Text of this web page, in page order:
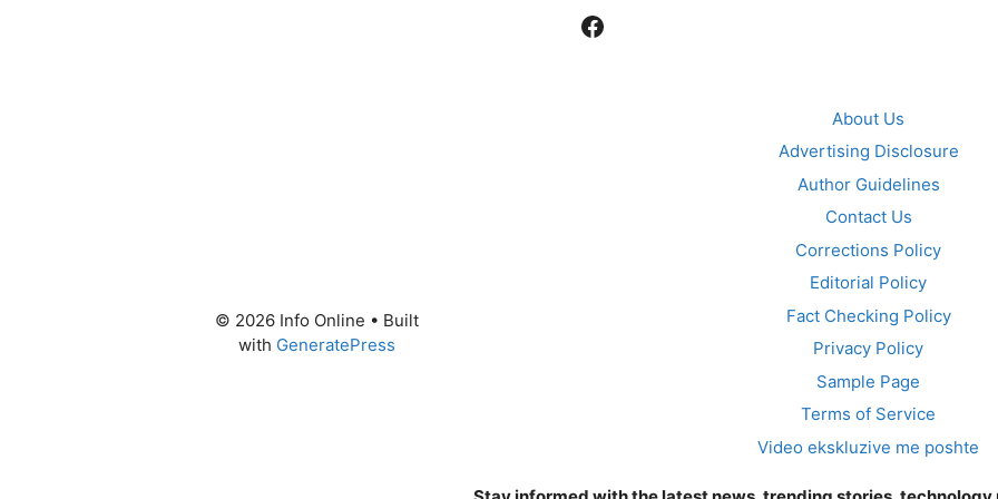
Facebook
About Us
Advertising Disclosure
Author Guidelines
Contact Us
Corrections Policy
Editorial Policy
Fact Checking Policy
Privacy Policy
Sample Page
Terms of Service
Video ekskluzive me poshte
© 2026 Info Online • Built
with GeneratePress